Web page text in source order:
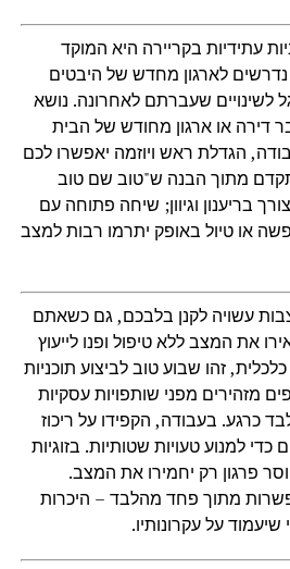
עתידיות בקריירה היא המוקד
לארגון מחדש של היבטים
לשינויים שעברתם לאחרונה. נושא
דירה או ארגון מחודש של הבית
הגדלת ראש ויוזמה יאפשרו לכם
מתוך הבנה ש"טוב שם טוב
בריענון וגיוון; שיחה פתוחה עם
או טיול באופק יתרמו רבות למצב
עשויה לקנן בלבכם, גם כשאתם
את המצב ללא טיפול ופנו לייעוץ
זהו שבוע טוב לביצוע תוכניות
מזהירים מפני שותפויות עסקיות
כרגע. בעבודה, הקפידו על ריכוז
למנוע טעויות שטותיות. בזוגיות
פרגון רק יחמירו את המצב.
מתוך פחד מהלבד – היכרות
על עקרונותיו.